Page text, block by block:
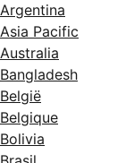
Argentina
Asia Pacific
Australia
Bangladesh
België
Belgique
Bolivia